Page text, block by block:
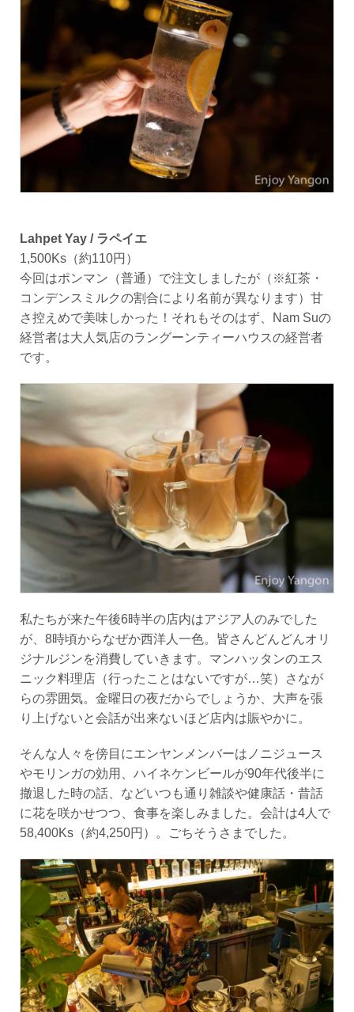
Lahpet Yay / ラペイエ
1,500Ks（約110円）
今回はポンマン（普通）で注文しましたが（※紅茶・
コンデンスミルクの割合により名前が異なります）甘
さ控えめで美味しかった！それもそのはず、Nam Suの
経営者は大人気店のラングーンティーハウスの経営者
です。
私たちが来た午後6時半の店内はアジア人のみでした
が、8時頃からなぜか西洋人一色。皆さんどんどんオリ
ジナルジンを消費していきます。マンハッタンのエス
ニック料理店（行ったことはないですが…笑）さなが
らの雰囲気。金曜日の夜だからでしょうか、大声を張
り上げないと会話が出来ないほど店内は賑やかに。
そんな人々を傍目にエンヤンメンバーはノニジュース
やモリンガの効用、ハイネケンビールが90年代後半に
撤退した時の話、などいつも通り雑談や健康話・昔話
に花を咲かせつつ、食事を楽しみました。会計は4人で
58,400Ks（約4,250円）。ごちそうさまでした。